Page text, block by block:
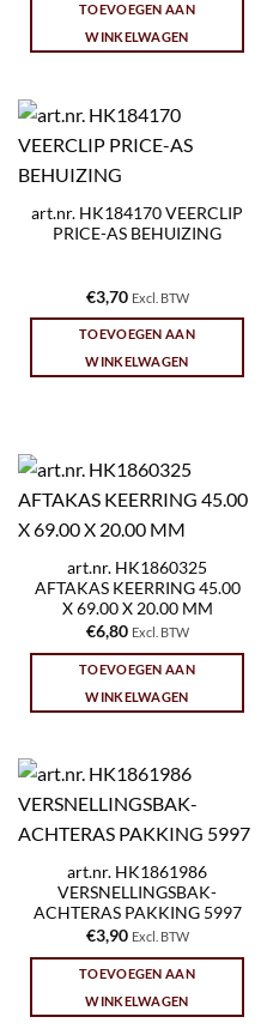
TOEVOEGEN AAN
WINKELWAGEN
art.nr. HK184170 VEERCLIP
PRICE-AS BEHUIZING
€3,70 Excl. BTW
TOEVOEGEN AAN
WINKELWAGEN
art.nr. HK1860325
AFTAKAS KEERRING 45.00
X 69.00 X 20.00 MM
€6,80 Excl. BTW
TOEVOEGEN AAN
WINKELWAGEN
art.nr. HK1861986
VERSNELLINGSBAK-
ACHTERAS PAKKING 5997
€3,90 Excl. BTW
TOEVOEGEN AAN
WINKELWAGEN